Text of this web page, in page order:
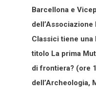
Barcellona e
Classici tiene
titolo La prima
di frontiera? (ore
dell’Archeologia,